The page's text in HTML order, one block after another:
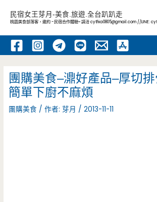
內
民宿女王芽月-美食.旅遊.全台趴趴走
桃園美食部落客，邀約 -民宿合作體驗~ 請洽cythia0805@gmail.com //LINE:
團購美食–濎好產品–厚切排
簡單下廚不麻煩
團購美食 / 作者:芽月 /2013-11-11